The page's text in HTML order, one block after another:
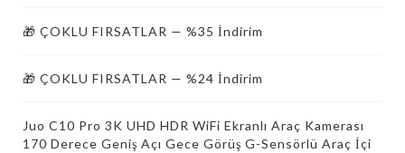
🎁 ÇOKLU FIRSATLAR — %35 İndirim
🎁 ÇOKLU FIRSATLAR — %24 İndirim
Juo C10 Pro 3K UHD HDR WiFi Ekranlı Araç Kamerası
170 Derece Geniş Açı Gece Görüş G-Sensörlü Araç İçi